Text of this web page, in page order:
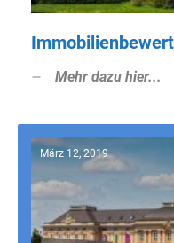
Mehr dazu hier...
März 12, 2019